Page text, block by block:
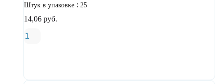
Штук в упаковке : 25
14,06 руб.